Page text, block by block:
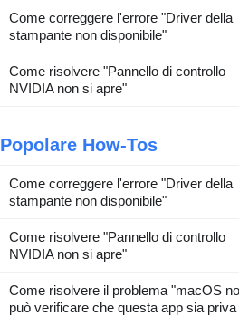
Come correggere l'errore "Driver della
stampante non disponibile"
Come risolvere "Pannello di controllo
NVIDIA non si apre"
Popolare How-Tos
Come correggere l'errore "Driver della
stampante non disponibile"
Come risolvere "Pannello di controllo
NVIDIA non si apre"
Come risolvere il problema "macOS
può verificare che questa app sia priva